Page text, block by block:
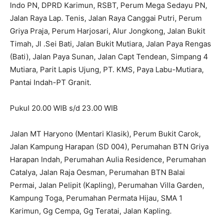
Indo PN, DPRD Karimun, RSBT, Perum Mega Sedayu PN,
Jalan Raya Lap. Tenis, Jalan Raya Canggai Putri, Perum
Griya Praja, Perum Harjosari, Alur Jongkong, Jalan Bukit
Timah, Jl .Sei Bati, Jalan Bukit Mutiara, Jalan Paya Rengas
(Bati), Jalan Paya Sunan, Jalan Capt Tendean, Simpang 4
Mutiara, Parit Lapis Ujung, PT. KMS, Paya Labu-Mutiara,
Pantai Indah-PT Granit.
Pukul 20.00 WIB s/d 23.00 WIB
Jalan MT Haryono (Mentari Klasik), Perum Bukit Carok,
Jalan Kampung Harapan (SD 004), Perumahan BTN Griya
Harapan Indah, Perumahan Aulia Residence, Perumahan
Catalya, Jalan Raja Oesman, Perumahan BTN Balai
Permai, Jalan Pelipit (Kapling), Perumahan Villa Garden,
Kampung Toga, Perumahan Permata Hijau, SMA 1
Karimun, Gg Cempa, Gg Teratai, Jalan Kapling.